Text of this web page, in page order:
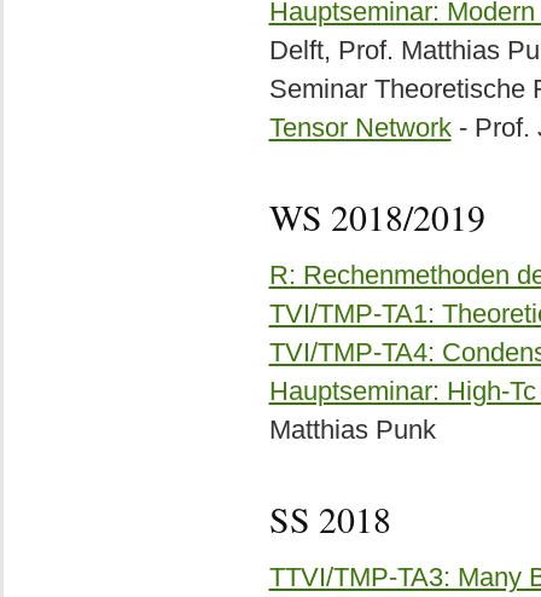
Hauptseminar:
Delft, Prof. Matthias
Seminar Theoretische
Tensor Network- Prof.
WS 2018/2019
R: Rechenmethoden
TVI/TMP-TA1:
TVI/TMP-TA4:
Hauptseminar: High-
Matthias Punk
SS 2018
TTVI/TMP-TA3: Many